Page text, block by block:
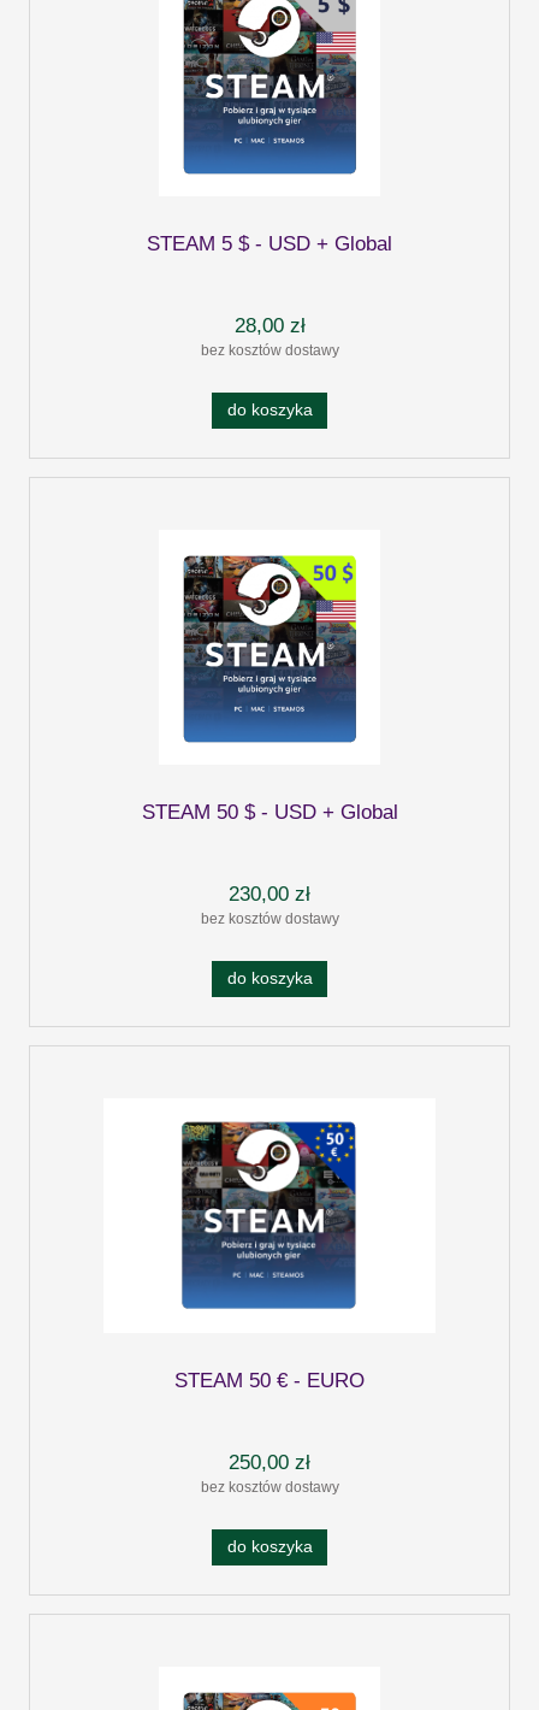
STEAM 5 $ - USD + Global
28,00 zł
bez kosztów dostawy
do koszyka
STEAM 50 $ - USD + Global
230,00 zł
bez kosztów dostawy
do koszyka
STEAM 50 € - EURO
250,00 zł
bez kosztów dostawy
do koszyka